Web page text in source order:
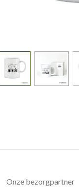
Onze bezorgpartner